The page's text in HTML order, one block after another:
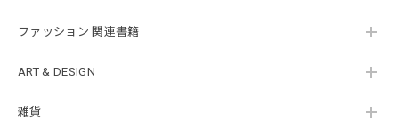
ファッション 関連書籍
ART & DESIGN
雑貨